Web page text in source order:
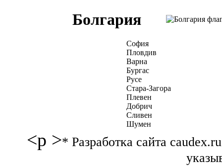
Болгария
София
Пловдив
Варна
Бургас
Русе
Стара-Загора
Плевен
Добрич
Сливен
Шумен
<p >* Разработка сайта